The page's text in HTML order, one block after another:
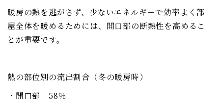
暖房の熱を逃がさず、少ないエネルギーで効率よく部
屋全体を暖めるためには、開口部の断熱性を高めるこ
とが重要です。
熱の部位別の流出割合（冬の暖房時）
・開口部 58％